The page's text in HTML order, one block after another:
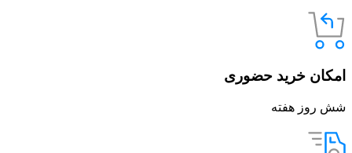
امکان خرید حضوری
شش روز هفته